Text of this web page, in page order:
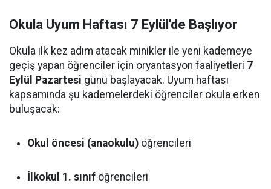
Okula Uyum Haftası 7 Eylül'de Başlıyor
Okula ilk kez adım atacak minikler ile yeni kademeye
geçiş yapan öğrenciler için oryantasyon faaliyetleri 7
Eylül Pazartesi günü başlayacak. Uyum haftası
kapsamında şu kademelerdeki öğrenciler okula erken
buluşacak:
Okul öncesi (anaokulu) öğrencileri
İlkokul 1. sınıf öğrencileri